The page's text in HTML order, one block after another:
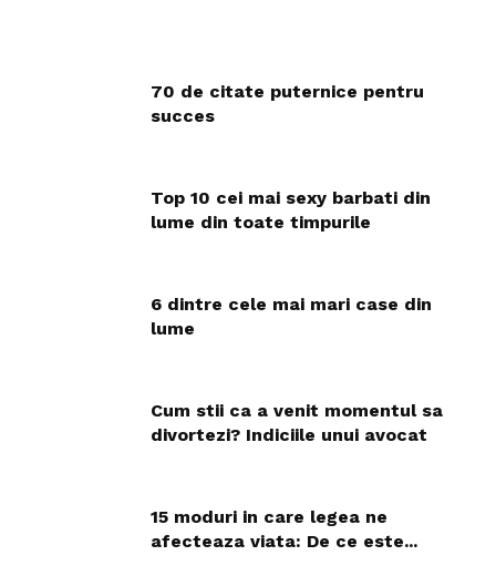
70 de citate puternice pentru
succes
Top 10 cei mai sexy barbati din
lume din toate timpurile
6 dintre cele mai mari case din
lume
Cum stii ca a venit momentul sa
divortezi? Indiciile unui avocat
15 moduri in care legea ne
afecteaza viata: De ce este...